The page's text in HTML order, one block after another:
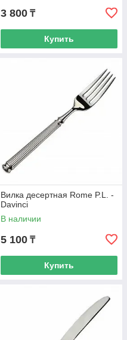
3 800 ₸
Купить
Вилка десертная Rome P.L. -
Davinci
В наличии
5 100 ₸
Купить